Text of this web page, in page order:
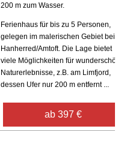
200 m zum Wasser.
Ferienhaus für bis zu 5 Personen,
gelegen im malerischen Gebiet bei
Hanherred/Amtoft. Die Lage bietet
viele Möglichkeiten für
Naturerlebnisse, z.B. am Limfjord,
dessen Ufer nur 200 m entfernt ...
ab 397 €